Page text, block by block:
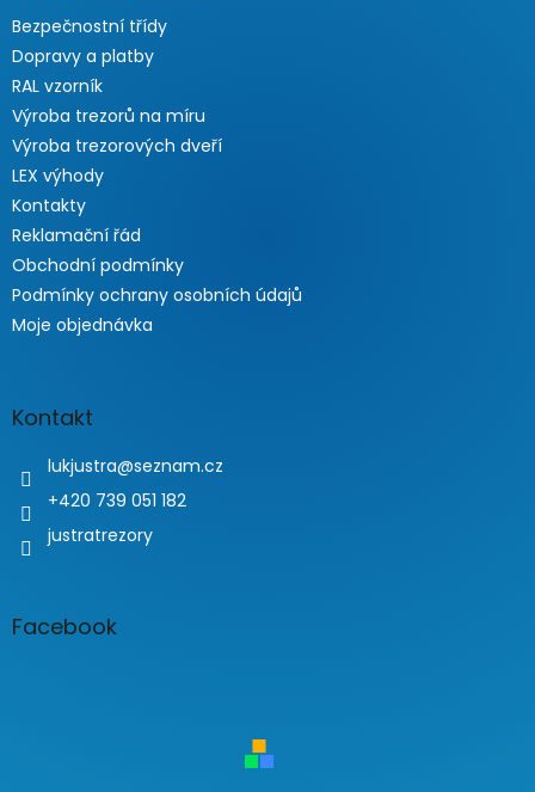
Bezpečnostní třídy
Dopravy a platby
RAL vzorník
Výroba trezorů na míru
Výroba trezorových dveří
LEX výhody
Kontakty
Reklamační řád
Obchodní podmínky
Podmínky ochrany osobních údajů
Moje objednávka
Kontakt
lukjustra@seznam.cz
+420 739 051 182
justratrezory
Facebook